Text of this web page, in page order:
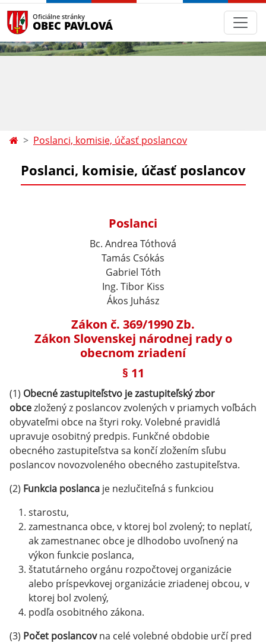
Oficiálne stránky
OBEC PAVLOVÁ
Poslanci, komisie, účasť poslancov
Poslanci, komisie, účasť poslancov
Poslanci
Bc. Andrea Tóthová
Tamás Csókás
Gabriel Tóth
Ing. Tibor Kiss
Ákos Juhász
Zákon č. 369/1990 Zb.
Zákon Slovenskej národnej rady o
obecnom zriadení
§ 11
(1) Obecné zastupiteľstvo je zastupiteľský zbor
obcezložený z poslancov zvolených v priamych voľbách
obyvateľmi obce na štyri roky. Volebné pravidlá
upravuje osobitný predpis. Funkčné obdobie
obecného zastupiteľstva sa končí zložením sľubu
poslancov novozvoleného obecného zastupiteľstva.
(2) Funkcia poslanca je nezlučiteľná s funkciou
starostu,
zamestnanca obce, v ktorej bol zvolený; to neplatí,
ak zamestnanec obce je dlhodobo uvoľnený na
výkon funkcie poslanca,
štatutárneho orgánu rozpočtovej organizácie
alebo príspevkovej organizácie zriadenej obcou, v
ktorej bol zvolený,
podľa osobitného zákona.
(3) Počet poslancovna celé volebné obdobie určí pred